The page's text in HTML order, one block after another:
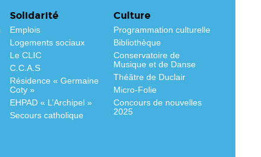
Solidarité
Emplois
Logements sociaux
Le CLIC
C.C.A.S
Résidence « Germaine
Coty »
EHPAD « L’Archipel »
Secours catholique
Culture
Programmation culturelle
Bibliothèque
Conservatoire de
Musique et de Danse
Théâtre de Duclair
Micro-Folie
Concours de nouvelles
2025